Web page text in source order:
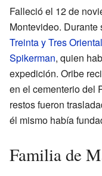
Falleció el 12 de
Montevideo. Durante
Treinta y Tres
Spikerman, quien
expedición. Oribe
en el cementerio del
restos fueron
él mismo había
Familia de